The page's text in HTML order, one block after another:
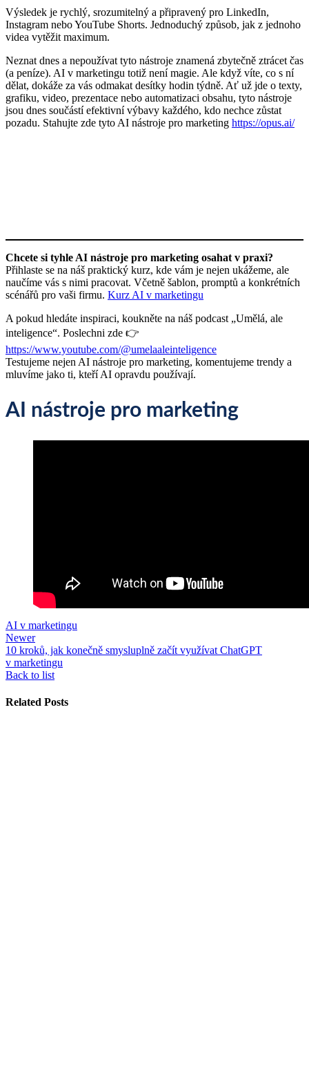
Výsledek je rychlý, srozumitelný a připravený pro LinkedIn,
Instagram nebo YouTube Shorts. Jednoduchý způsob, jak z jednoho
videa vytěžit maximum.
Neznat dnes a nepoužívat tyto nástroje znamená zbytečně ztrácet čas
(a peníze). AI v marketingu totiž není magie. Ale když víte, co s ní
dělat, dokáže za vás odmakat desítky hodin týdně. Ať už jde o texty,
grafiku, video, prezentace nebo automatizaci obsahu, tyto nástroje
jsou dnes součástí efektivní výbavy každého, kdo nechce zůstat
pozadu. Stahujte zde tyto AI nástroje pro marketing https://opus.ai/
Chcete si tyhle AI nástroje pro marketing osahat v praxi?
Přihlaste se na náš praktický kurz, kde vám je nejen ukážeme, ale
naučíme vás s nimi pracovat. Včetně šablon, promptů a konkrétních
scénářů pro vaši firmu. Kurz AI v marketingu
A pokud hledáte inspiraci, koukněte na náš podcast „Umělá, ale
inteligence“. Poslechni zde 👉
https://www.youtube.com/@umelaaleinteligence
Testujeme nejen AI nástroje pro marketing, komentujeme trendy a
mluvíme jako ti, kteří AI opravdu používají.
AI nástroje pro marketing
AI v marketingu
Newer
10 kroků, jak konečně smysluplně začít využívat ChatGPT
v marketingu
Back to list
Related Posts